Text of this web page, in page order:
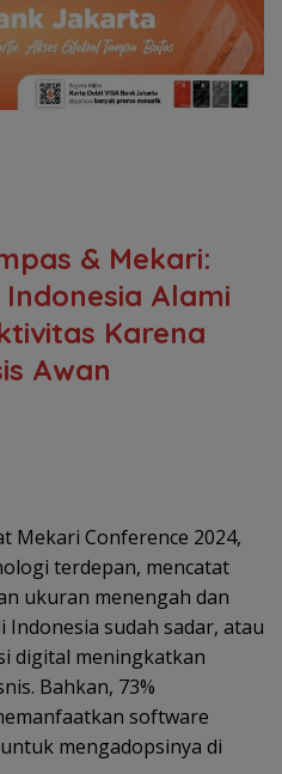
& Mekari:
Alami
Karena
Awan
Mekari Conference 2024,
terdepan, mencatat
ukuran menengah dan
sudah sadar, atau
digital meningkatkan
Bahkan, 73%
software
mengadopsinya di